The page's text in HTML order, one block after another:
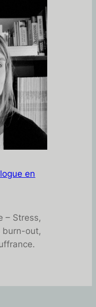
en
– Stress,
burn-out,